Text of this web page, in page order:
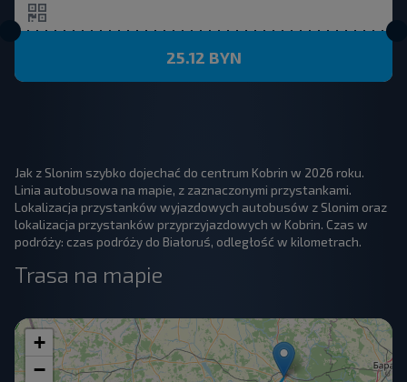
25.12 BYN
Jak z Slonim szybko dojechać do centrum Kobrin w 2026 roku.
Linia autobusowa na mapie, z zaznaczonymi przystankami.
Lokalizacja przystanków wyjazdowych autobusów z Slonim oraz
lokalizacja przystanków przyprzyjazdowych w Kobrin. Czas w
podróży: czas podróży do Białoruś, odległość w kilometrach.
Trasa na mapie
+
−